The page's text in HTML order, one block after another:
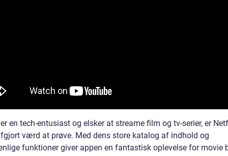
en tech-entusiast og elsker at streame film og tv-serier, er
værd at prøve. Med dens store katalog af indhold og
funktioner giver appen en fantastisk oplevelse for movie